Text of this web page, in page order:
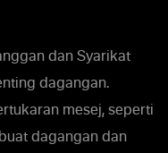
dan Syarikat
dagangan.
mesej, seperti
dagangan dan